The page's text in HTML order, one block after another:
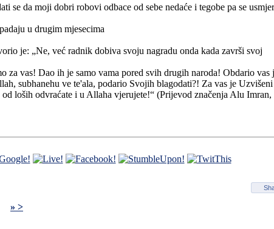
da moji dobri robovi odbace od sebe nedaće i tegobe pa se
u drugim mjesecima
je: „Ne, već radnik dobiva svoju nagradu onda kada završi svoj
vas! Dao ih je samo vama pored svih drugih naroda! Obdario vas
subhanehu ve te'ala, podario Svojih blagodati?! Za vas je Uzvišeni
loših odvraćate i u Allaha vjerujete!“ (Prijevod značenja Alu Imran,
» >